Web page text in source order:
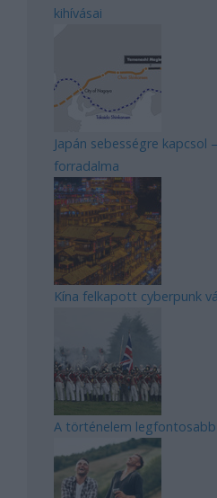
kihívásai
Japán sebességre kapcsol
forradalma
Kína felkapott cyberpunk
A történelem legfontosabb